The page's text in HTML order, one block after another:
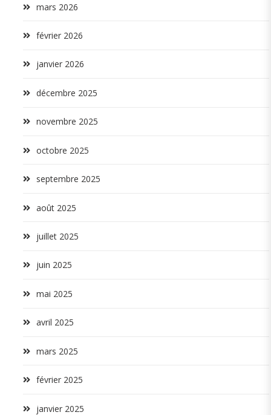
mars 2026
février 2026
janvier 2026
décembre 2025
novembre 2025
octobre 2025
septembre 2025
août 2025
juillet 2025
juin 2025
mai 2025
avril 2025
mars 2025
février 2025
janvier 2025